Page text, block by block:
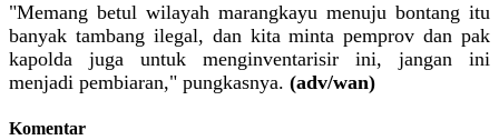
"Memang betul wilayah marangkayu menuju bontang itu
banyak tambang ilegal, dan kita minta pemprov dan pak
kapolda juga untuk menginventarisir ini, jangan ini
menjadi pembiaran," pungkasnya. (adv/wan)
Komentar